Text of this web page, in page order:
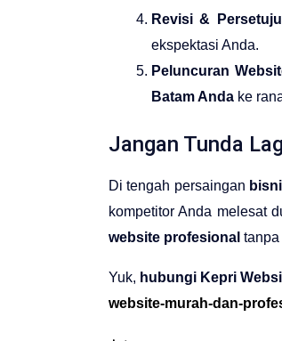
Revisi &
ekspektasi Anda.
Peluncuran
Batam Anda ke
Jangan Tunda
Di tengah persaingan
kompetitor Anda melesat
website profesional
Yuk, hubungi Kepri
website-murah-dan-